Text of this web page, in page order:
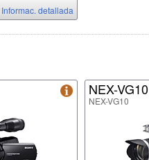
Informac. detallada
NEX-VG10
NEX-VG10